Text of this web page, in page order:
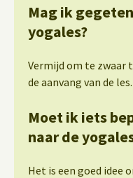
Mag ik
yogales?
Vermijd om te zwaar
de aanvang van de les.
Moet ik iets
naar de
Het is een goed idee